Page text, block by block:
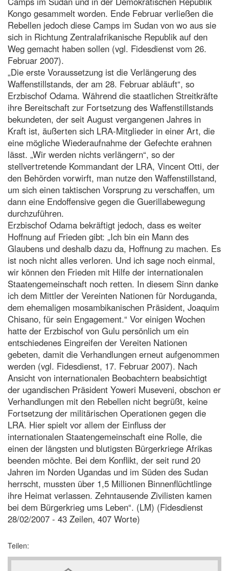
Kongo gesammelt worden. Ende Februar verließen die
Rebellen jedoch diese Camps im Sudan von wo aus sie
sich in Richtung Zentralafrikanische Republik auf den
Weg gemacht haben sollen (vgl. Fidesdienst vom 26.
Februar 2007).
„Die erste Voraussetzung ist die Verlängerung des
Waffenstillstands, der am 28. Februar abläuft“, so
Erzbischof Odama. Während die staatlichen Streitkräfte
ihre Bereitschaft zur Fortsetzung des Waffenstillstands
bekundeten, der seit August vergangenen Jahres in
Kraft ist, äußerten sich LRA-Mitglieder in einer Art, die
eine mögliche Wiederaufnahme der Gefechte erahnen
lässt. „Wir werden nichts verlängern“, so der
stellvertretende Kommandant der LRA, Vincent Otti, der
den Behörden vorwirft, man nutze den Waffenstillstand,
um sich einen taktischen Vorsprung zu verschaffen, um
dann eine Endoffensive gegen die Guerillabewegung
durchzuführen.
Erzbischof Odama bekräftigt jedoch, dass es weiter
Hoffnung auf Frieden gibt: „Ich bin ein Mann des
Glaubens und deshalb dazu da, Hoffnung zu machen. Es
ist noch nicht alles verloren. Und ich sage noch einmal,
wir können den Frieden mit Hilfe der internationalen
Staatengemeinschaft noch retten. In diesem Sinn danke
ich dem Mittler der Vereinten Nationen für Norduganda,
dem ehemaligen mosambikanischen Präsident, Joaquim
Chisano, für sein Engagement.“ Vor einigen Wochen
hatte der Erzbischof von Gulu persönlich um ein
entschiedenes Eingreifen der Vereiten Nationen
gebeten, damit die Verhandlungen erneut aufgenommen
werden (vgl. Fidesdienst, 17. Februar 2007). Nach
Ansicht von internationalen Beobachtern beabsichtigt
der ugandischen Präsident Yoweri Museveni, obschon er
Verhandlungen mit den Rebellen nicht begrüßt, keine
Fortsetzung der militärischen Operationen gegen die
LRA. Hier spielt vor allem der Einfluss der
internationalen Staatengemeinschaft eine Rolle, die
einen der längsten und blutigsten Bürgerkriege Afrikas
beenden möchte. Bei dem Konflikt, der seit rund 20
Jahren im Norden Ugandas und im Süden des Sudan
herrscht, mussten über 1,5 Millionen Binnenflüchtlinge
ihre Heimat verlassen. Zehntausende Zivilisten kamen
bei dem Bürgerkrieg ums Leben“. (LM) (Fidesdienst
28/02/2007 - 43 Zeilen, 407 Worte)
Teilen: